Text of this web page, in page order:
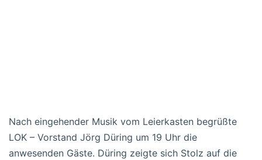
Nach eingehender Musik vom Leierkasten begrüßte
LOK – Vorstand Jörg Düring um 19 Uhr die
anwesenden Gäste. Düring zeigte sich Stolz auf die